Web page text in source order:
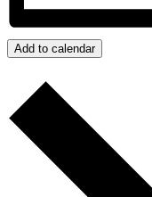
Add to calendar